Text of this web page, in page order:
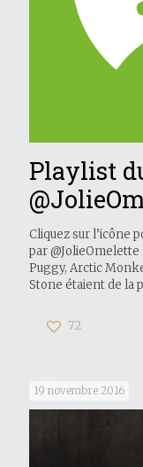
Playlist
Cliquez sur l’icône
par @JolieOmelette
Puggy, Arctic
Stone étaient de la
72
19 novembre 2016